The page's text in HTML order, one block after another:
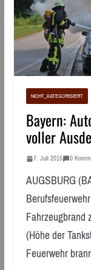
NICHT_KATEGORISIERT
Bayern:
voller
7. Juli 2015 0
AUGSBURG
(Höhe der
Feuerwehr